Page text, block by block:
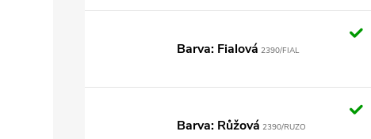
Barva: Fialová 2390/FIAL
Barva: Růžová 2390/RUZO